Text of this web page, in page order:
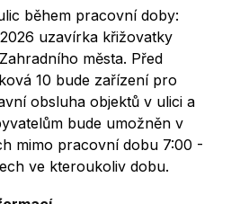
během pracovní doby:
uzavírka křižovatky
města. Před
10 bude zařízení pro
obsluha objektů v ulici a
bude umožněn v
mimo pracovní dobu 7:00 -
ve kteroukoliv dobu.